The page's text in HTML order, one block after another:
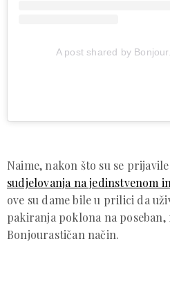
A post shared by
Naime, nakon što su se prijavile
sudjelovanja na jedinstvenom
ove su dame bile u prilici da
pakiranja poklona na
Bonjourastičan način.